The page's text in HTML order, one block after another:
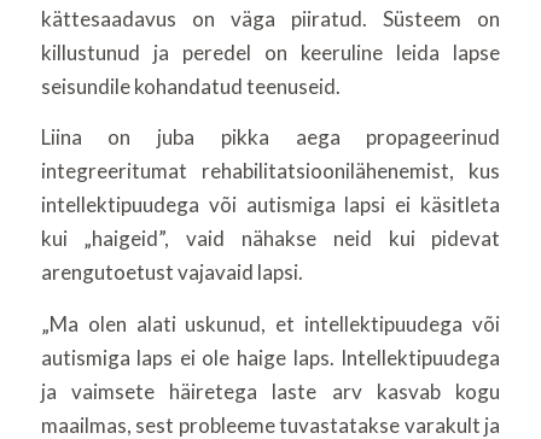
kättesaadavus on väga piiratud. Süsteem on
killustunud ja peredel on keeruline leida lapse
seisundile kohandatud teenuseid.
Liina on juba pikka aega propageerinud
integreeritumat rehabilitatsioonilähenemist, kus
intellektipuudega või autismiga lapsi ei käsitleta
kui „haigeid”, vaid nähakse neid kui pidevat
arengutoetust vajavaid lapsi.
„Ma olen alati uskunud, et intellektipuudega või
autismiga laps ei ole haige laps. Intellektipuudega
ja vaimsete häiretega laste arv kasvab kogu
maailmas, sest probleeme tuvastatakse varakult ja